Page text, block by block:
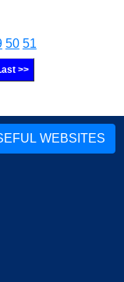
50 51
>>
WEBSITES